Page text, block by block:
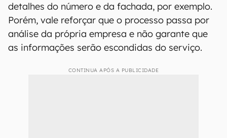
detalhes do número e da fachada, por exemplo.
Porém, vale reforçar que o processo passa por
análise da própria empresa e não garante que
as informações serão escondidas do serviço.
CONTINUA APÓS A PUBLICIDADE